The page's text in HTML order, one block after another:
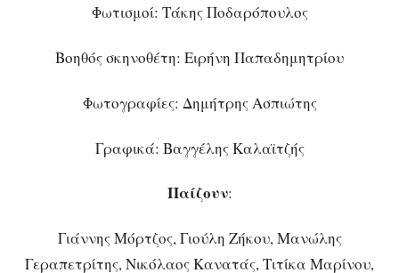
Φωτισμοί: Τάκης Ποδαρόπουλος
Βοηθός σκηνοθέτη: Ειρήνη Παπαδημητρίου
Φωτογραφίες: Δημήτρης Ασπιώτης
Γραφικά: Βαγγέλης Καλαϊτζής
Παίζουν:
Γιάννης Μόρτζος, Γιούλη Ζήκου, Μανώλης
Γεραπετρίτης, Νικόλαος Κανατάς, Τιτίκα Μαρίνου,